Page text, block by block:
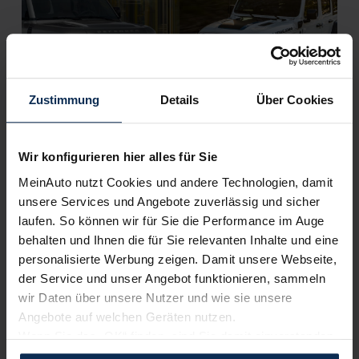
Zustimmung Details Über Cookies
Wir konfigurieren hier alles für Sie
MeinAuto nutzt Cookies und andere Technologien, damit
unsere Services und Angebote zuverlässig und sicher
laufen. So können wir für Sie die Performance im Auge
behalten und Ihnen die für Sie relevanten Inhalte und eine
personalisierte Werbung zeigen. Damit unsere Webseite,
der Service und unser Angebot funktionieren, sammeln
wir Daten über unsere Nutzer und wie sie unsere
Angebote auf welchen Geräten nutzen.
Wenn Sie das „OK“ finden, sind Sie damit einverstanden
und erlauben uns Cookies für unseren Service zu
2022): Welche Legende fährt sicherer im Gelände?
KI-generiert